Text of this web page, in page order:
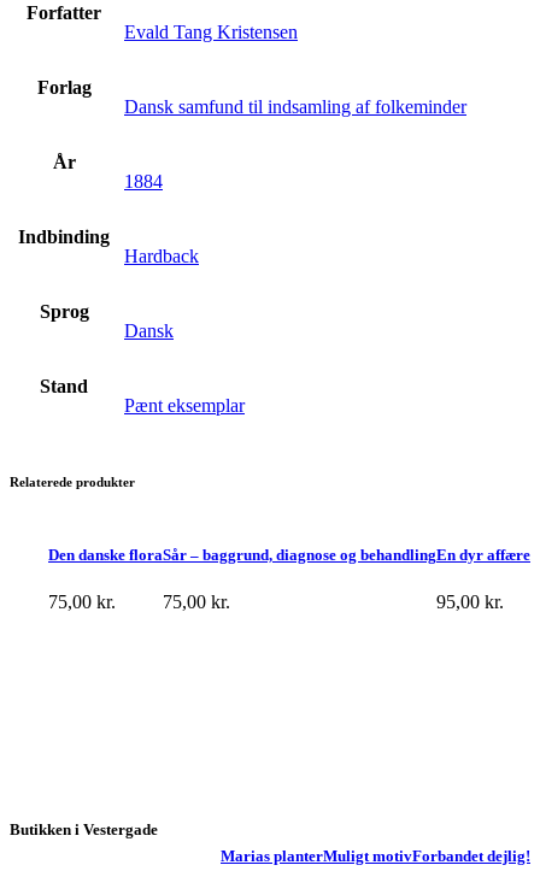
Forfatter
Evald Tang Kristensen
Forlag
Dansk samfund til indsamling af folkeminder
År
1884
Indbinding
Hardback
Sprog
Dansk
Stand
Pænt eksemplar
Relaterede produkter
En dyr affære
95,00 kr.
Sår – baggrund, diagnose og behandling
75,00 kr.
Den danske flora
75,00 kr.
Forbandet dejlig!
Muligt motiv
Marias planter
Butikken i Vestergade